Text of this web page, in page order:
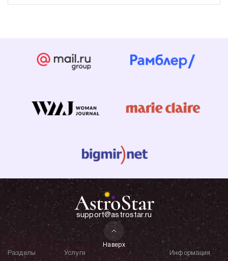
support@astrostar.ru
Наверх
Разделы Услуги Информация